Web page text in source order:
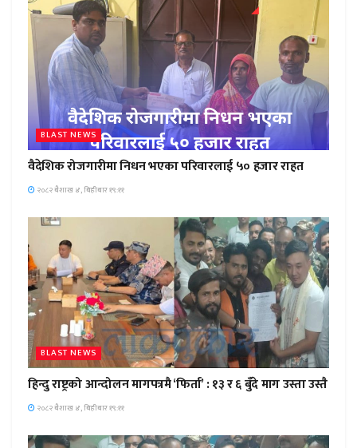
BLAST NEWS
वैदेशिक रोजगारीमा निधन भएका परिवारलाई ५० हजार राहत
२०८२ बैशाख ४, बिहीबार १९:११
BLAST NEWS
हिन्दु राष्ट्रको आन्दोलन मागपत्रमै ‘फिर्ता’ : १३ र ६ बुँदे माग उस्ता उस्तै
२०८२ बैशाख ४, बिहीबार १९:११